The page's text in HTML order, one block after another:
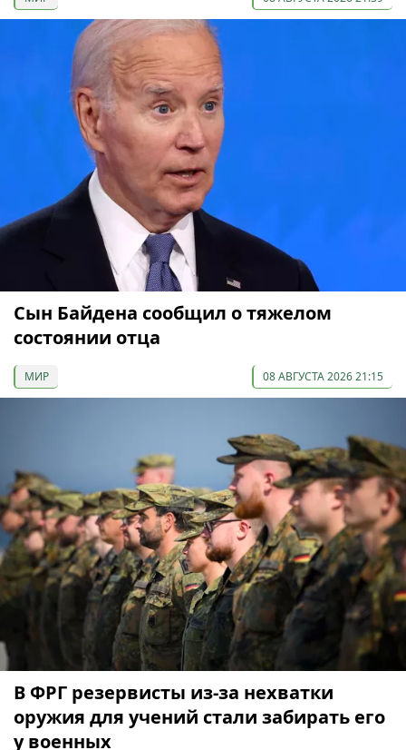
Сын Байдена сообщил о тяжелом
состоянии отца
МИР 08 АВГУСТА 2026 21:15
В ФРГ резервисты из-за нехватки
оружия для учений стали забирать его
у военных